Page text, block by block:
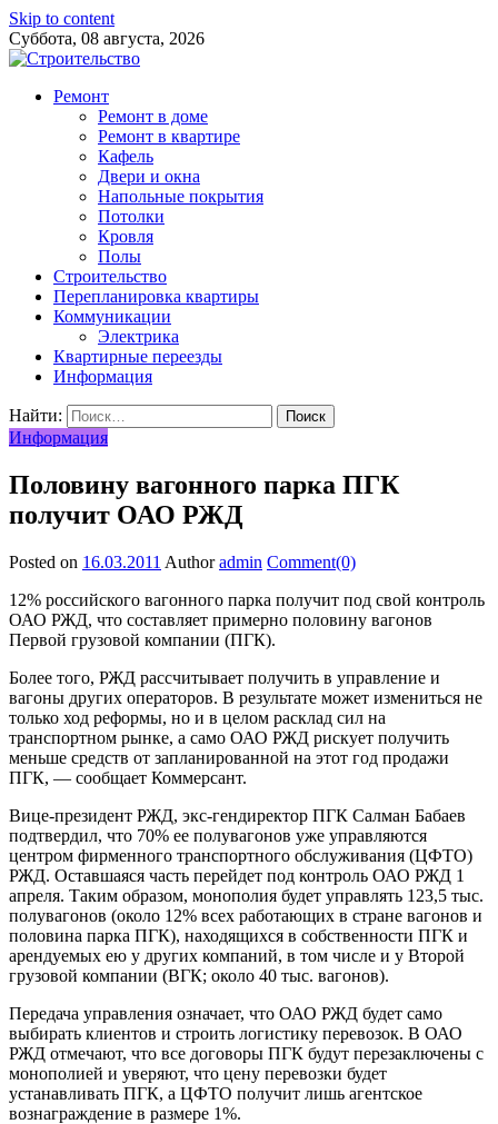
Skip to content
Суббота, 08 августа, 2026
Ремонт
Ремонт в доме
Ремонт в квартире
Кафель
Двери и окна
Напольные покрытия
Потолки
Кровля
Полы
Строительство
Перепланировка квартиры
Коммуникации
Электрика
Квартирные переезды
Информация
Найти:
Информация
Половину вагонного парка ПГК
получит ОАО РЖД
Posted on 16.03.2011 Author admin Comment(0)
12% российского вагонного парка получит под свой контроль
ОАО РЖД, что составляет примерно половину вагонов
Первой грузовой компании (ПГК).
Более того, РЖД рассчитывает получить в управление и
вагоны других операторов. В результате может измениться не
только ход реформы, но и в целом расклад сил на
транспортном рынке, а само ОАО РЖД рискует получить
меньше средств от запланированной на этот год продажи
ПГК, — сообщает Коммерсант.
Вице-президент РЖД, экс-гендиректор ПГК Салман Бабаев
подтвердил, что 70% ее полувагонов уже управляются
центром фирменного транспортного обслуживания (ЦФТО)
РЖД. Оставшаяся часть перейдет под контроль ОАО РЖД 1
апреля. Таким образом, монополия будет управлять 123,5 тыс.
полувагонов (около 12% всех работающих в стране вагонов и
половина парка ПГК), находящихся в собственности ПГК и
арендуемых ею у других компаний, в том числе и у Второй
грузовой компании (ВГК; около 40 тыс. вагонов).
Передача управления означает, что ОАО РЖД будет само
выбирать клиентов и строить логистику перевозок. В ОАО
РЖД отмечают, что все договоры ПГК будут перезаключены с
монополией и уверяют, что цену перевозки будет
устанавливать ПГК, а ЦФТО получит лишь агентское
вознаграждение в размере 1%.